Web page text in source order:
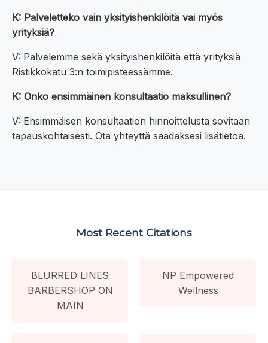
K: Palveletteko vain yksityishenkilöitä vai myös
yrityksiä?
V: Palvelemme sekä yksityishenkilöitä että yrityksiä
Ristikkokatu 3:n toimipisteessämme.
K: Onko ensimmäinen konsultaatio maksullinen?
V: Ensimmäisen konsultaation hinnoittelusta sovitaan
tapauskohtaisesti. Ota yhteyttä saadaksesi lisätietoa.
Most Recent Citations
BLURRED LINES
BARBERSHOP ON
MAIN
NP Empowered
Wellness